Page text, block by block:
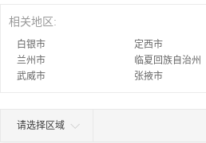
相关地区:
白银市 定西市
兰州市
临夏回族自治州
武威市
张掖市
请选择区域